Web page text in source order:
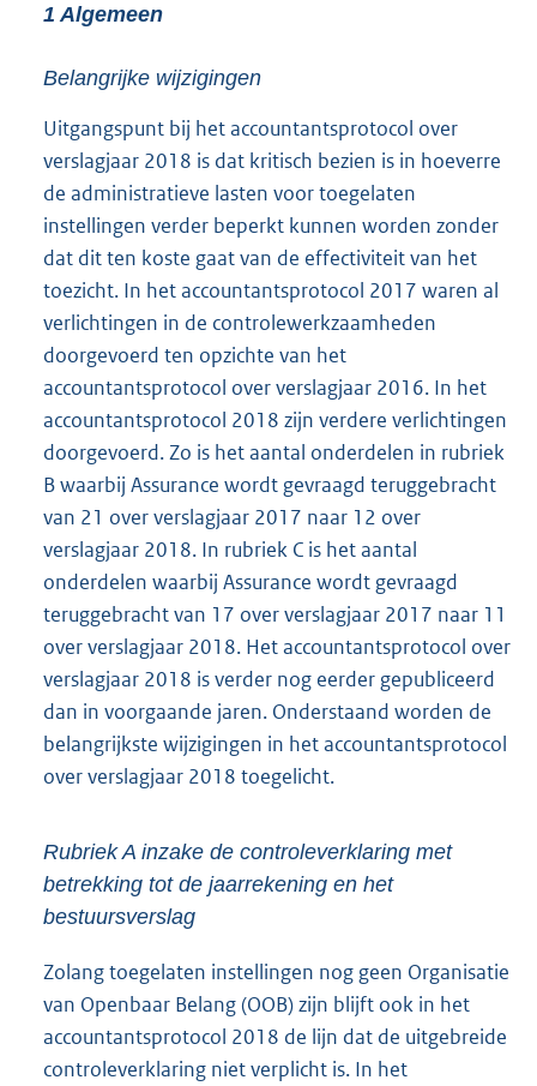
1 Algemeen
Belangrijke wijzigingen
Uitgangspunt bij het accountantsprotocol over
verslagjaar 2018 is dat kritisch bezien is in hoeverre
de administratieve lasten voor toegelaten
instellingen verder beperkt kunnen worden zonder
dat dit ten koste gaat van de effectiviteit van het
toezicht. In het accountantsprotocol 2017 waren al
verlichtingen in de controlewerkzaamheden
doorgevoerd ten opzichte van het
accountantsprotocol over verslagjaar 2016. In het
accountantsprotocol 2018 zijn verdere verlichtingen
doorgevoerd. Zo is het aantal onderdelen in rubriek
B waarbij Assurance wordt gevraagd teruggebracht
van 21 over verslagjaar 2017 naar 12 over
verslagjaar 2018. In rubriek C is het aantal
onderdelen waarbij Assurance wordt gevraagd
teruggebracht van 17 over verslagjaar 2017 naar 11
over verslagjaar 2018. Het accountantsprotocol over
verslagjaar 2018 is verder nog eerder gepubliceerd
dan in voorgaande jaren. Onderstaand worden de
belangrijkste wijzigingen in het accountantsprotocol
over verslagjaar 2018 toegelicht.
Rubriek A inzake de controleverklaring met
betrekking tot de jaarrekening en het
bestuursverslag
Zolang toegelaten instellingen nog geen Organisatie
van Openbaar Belang (OOB) zijn blijft ook in het
accountantsprotocol 2018 de lijn dat de uitgebreide
controleverklaring niet verplicht is. In het